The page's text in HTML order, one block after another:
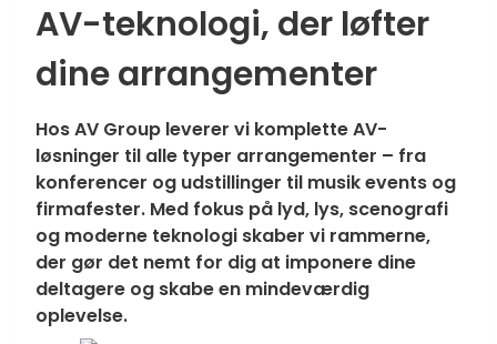
AV-teknologi, der løfter
dine arrangementer
Hos AV Group leverer vi komplette AV-
løsninger til alle typer arrangementer – fra
konferencer og udstillinger til musik events og
firmafester. Med fokus på lyd, lys, scenografi
og moderne teknologi skaber vi rammerne,
der gør det nemt for dig at imponere dine
deltagere og skabe en mindeværdig
oplevelse.